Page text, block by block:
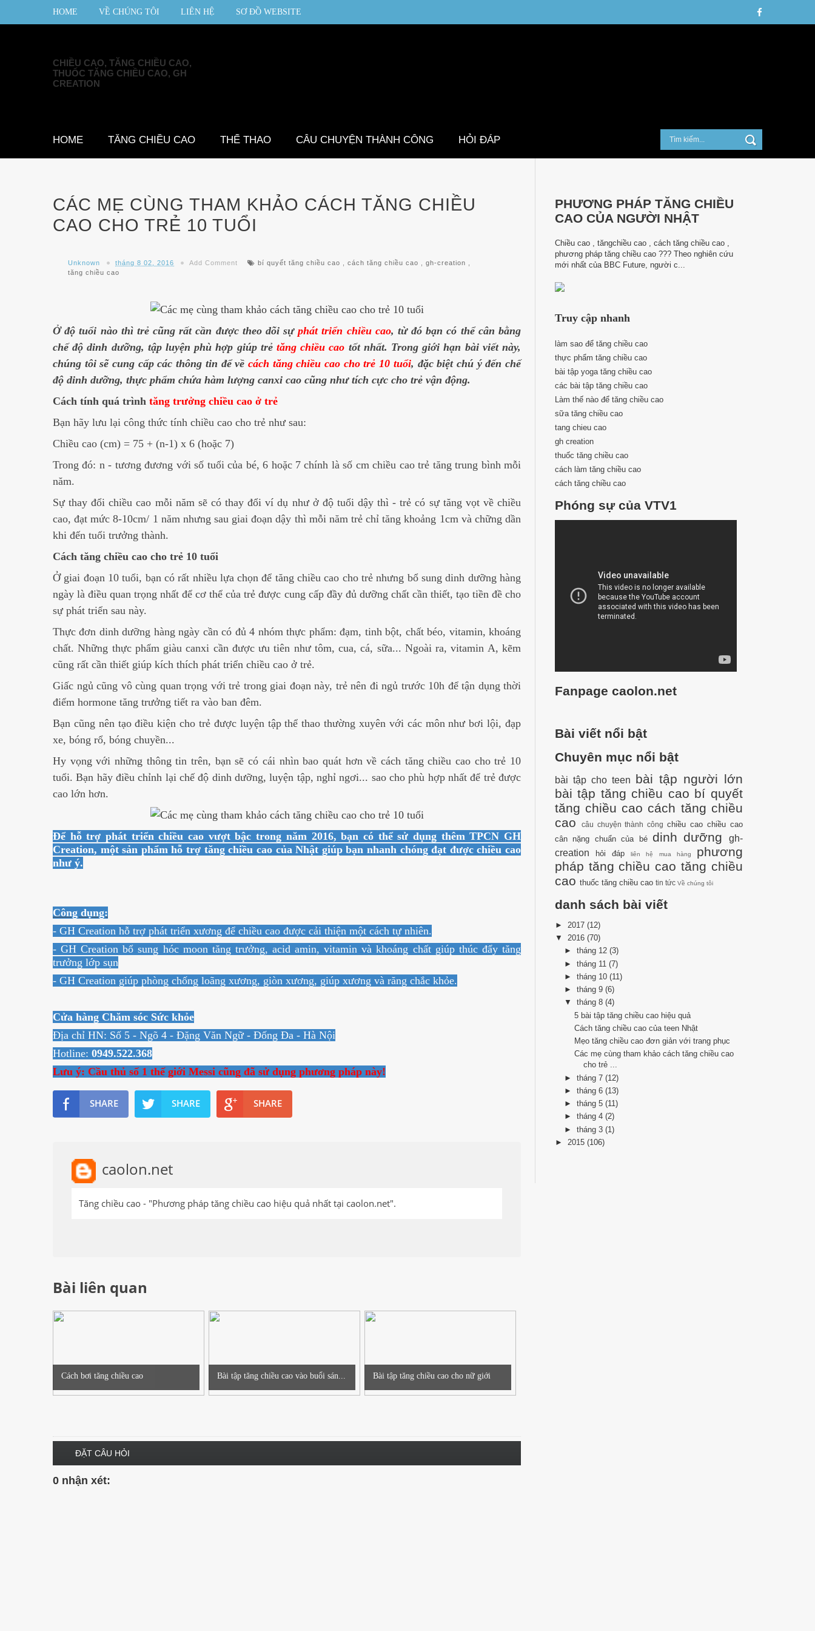
HOME VỀ CHÚNG TÔI LIÊN HỆ SƠ ĐỒ WEBSITE
CHIỀU CAO, TĂNG CHIỀU CAO,
THUỐC TĂNG CHIỀU CAO, GH
CREATION
HOME TĂNG CHIỀU CAO THỂ THAO CÂU CHUYỆN THÀNH CÔNG HỎI ĐÁP
CÁC MẸ CÙNG THAM KHẢO CÁCH TĂNG CHIỀU
CAO CHO TRẺ 10 TUỔI
Unknown tháng 8 02, 2016 Add Comment bí quyết tăng chiều cao cách tăng chiều cao gh-creation
tăng chiều cao
Ở độ tuổi nào thì trẻ cũng rất cần được theo dõi sựphát triển chiều cao, từ đó bạn có thể cân bằng
chế độ dinh dưỡng, tập luyện phù hợp giúp trẻtăng chiều cao tốt nhất. Trong giới hạn bài viết này,
chúng tôi sẽ cung cấp các thông tin để về cách tăng chiều cao cho trẻ 10 tuổi, đặc biệt chú ý đến chế
độ dinh dưỡng, thực phẩm chứa hàm lượng canxi cao cũng như tích cực cho trẻ vận động.
Cách tính quá trình tăng trưởng chiều cao ở trẻ
Bạn hãy lưu lại công thức tính chiều cao cho trẻ như sau:
Chiều cao (cm) = 75 + (n-1) x 6 (hoặc 7)
Trong đó: n - tương đương với số tuổi của bé, 6 hoặc 7 chính là số cm chiều cao trẻ tăng trung bình mỗi
năm.
Sự thay đổi chiều cao mỗi năm sẽ có thay đổi ví dụ như ở độ tuổi dậy thì - trẻ có sự tăng vọt về chiều
cao, đạt mức 8-10cm/ 1 năm nhưng sau giai đoạn dậy thì mỗi năm trẻ chỉ tăng khoảng 1cm và chững dần
khi đến tuổi trưởng thành.
Cách tăng chiều cao cho trẻ 10 tuổi
Ở giai đoạn 10 tuổi, bạn có rất nhiều lựa chọn để tăng chiều cao cho trẻ nhưng bổ sung dinh dưỡng hàng
ngày là điều quan trọng nhất để cơ thể của trẻ được cung cấp đầy đủ dưỡng chất cần thiết, tạo tiền đề cho
sự phát triển sau này.
Thực đơn dinh dưỡng hàng ngày cần có đủ 4 nhóm thực phẩm: đạm, tinh bột, chất béo, vitamin, khoáng
chất. Những thực phẩm giàu canxi cần được ưu tiên như tôm, cua, cá, sữa... Ngoài ra, vitamin A, kẽm
cũng rất cần thiết giúp kích thích phát triển chiều cao ở trẻ.
Giấc ngủ cũng vô cùng quan trọng với trẻ trong giai đoạn này, trẻ nên đi ngủ trước 10h để tận dụng thời
điểm hormone tăng trưởng tiết ra vào ban đêm.
Bạn cũng nên tạo điều kiện cho trẻ được luyện tập thể thao thường xuyên với các môn như bơi lội, đạp
xe, bóng rổ, bóng chuyền...
Hy vọng với những thông tin trên, bạn sẽ có cái nhìn bao quát hơn về cách tăng chiều cao cho trẻ 10
tuổi. Bạn hãy điều chỉnh lại chế độ dinh dưỡng, luyện tập, nghỉ ngơi... sao cho phù hợp nhất để trẻ được
cao lớn hơn.
Để hỗ trợ phát triển chiều cao vượt bậc trong năm 2016, bạn có thể sử dụng thêm TPCN GH
Creation, một sản phẩm hỗ trợ tăng chiều cao của Nhật giúp bạn nhanh chóng đạt được chiều cao
như ý.
Công dụng:
- GH Creation hỗ trợ phát triển xương để chiều cao được cải thiện một cách tự nhiên.
- GH Creation bổ sung hóc moon tăng trưởng, acid amin, vitamin và khoáng chất giúp thúc đẩy tăng
trưởng lớp sụn
- GH Creation giúp phòng chống loãng xương, giòn xương, giúp xương và răng chắc khỏe.
Cửa hàng Chăm sóc Sức khỏe
Địa chỉ HN: Số 5 - Ngõ 4 - Đặng Văn Ngữ - Đống Đa - Hà Nội
Hotline: 0949.522.368
Lưu ý: Cầu thủ số 1 thế giới Messi cũng đã sử dụng phương pháp này!
SHARE SHARE SHARE
caolon.net
Tăng chiều cao - "Phương pháp tăng chiều cao hiệu quả nhất tại caolon.net".
Bài liên quan
Cách bơi tăng chiều cao Bài tập tăng chiều cao vào buổi sán... Bài tập tăng chiều cao cho nữ giới
ĐẶT CÂU HỎI
0 nhận xét:
PHƯƠNG PHÁP TĂNG CHIỀU
CAO CỦA NGƯỜI NHẬT
Chiều cao , tăngchiều cao , cách tăng chiều cao ,
phương pháp tăng chiều cao ??? Theo nghiên cứu
mới nhất của BBC Future, người c...
Truy cập nhanh
làm sao để tăng chiều cao
thực phẩm tăng chiều cao
bài tập yoga tăng chiều cao
các bài tập tăng chiều cao
Làm thế nào để tăng chiều cao
sữa tăng chiều cao
tang chieu cao
gh creation
thuốc tăng chiều cao
cách làm tăng chiều cao
cách tăng chiều cao
Phóng sự của VTV1
Fanpage caolon.net
Bài viết nổi bật
Chuyên mục nổi bật
bài tập cho teen bài tập người lớn
bài tập tăng chiều cao bí quyết
tăng chiều cao cách tăng chiều
cao
câu chuyện thành công chiều cao chiều cao
cân nặng chuẩn của bé
dinh dưỡng
gh-
creation
hỏi đáp liên hệ mua hàng
phương
pháp tăng chiều cao tăng chiều
cao thuốc tăng chiều cao tin tức Về chúng tôi
danh sách bài viết
► 2017 (12)
▼ 2016 (70)
►tháng 12(3)
►tháng 11(7)
►tháng 10(11)
►tháng 9(6)
▼tháng 8(4)
5 bài tập tăng chiều cao hiệu quả
Cách tăng chiều cao của teen Nhật
Mẹo tăng chiều cao đơn giản với trang phục
Các mẹ cùng tham khảo cách tăng chiều cao
cho trẻ ...
►tháng 7(12)
►tháng 6(13)
►tháng 5(11)
►tháng 4(2)
►tháng 3(1)
► 2015 (106)